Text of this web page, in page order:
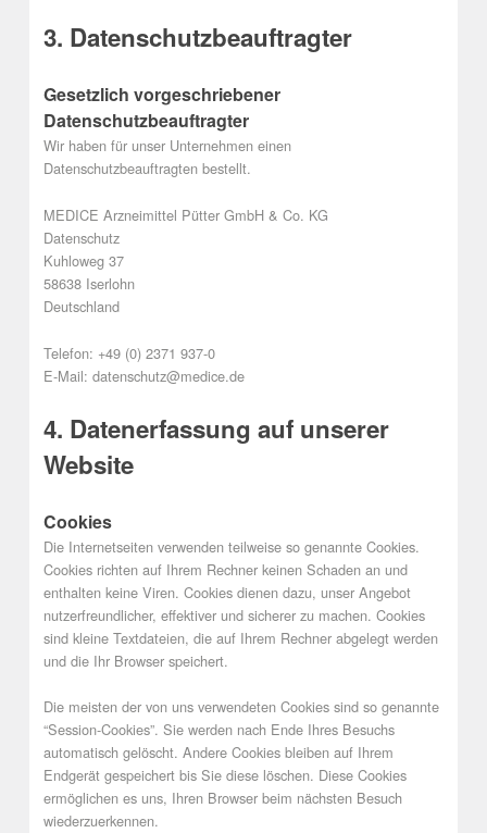
3. Datenschutzbeauftragter
Gesetzlich vorgeschriebener
Datenschutzbeauftragter
Wir haben für unser Unternehmen einen
Datenschutzbeauftragten bestellt.
MEDICE Arzneimittel Pütter GmbH & Co. KG
Datenschutz
Kuhloweg 37
58638 Iserlohn
Deutschland
Telefon: +49 (0) 2371 937-0
E-Mail: datenschutz@medice.de
4. Datenerfassung auf unserer
Website
Cookies
Die Internetseiten verwenden teilweise so genannte Cookies.
Cookies richten auf Ihrem Rechner keinen Schaden an und
enthalten keine Viren. Cookies dienen dazu, unser Angebot
nutzerfreundlicher, effektiver und sicherer zu machen. Cookies
sind kleine Textdateien, die auf Ihrem Rechner abgelegt werden
und die Ihr Browser speichert.
Die meisten der von uns verwendeten Cookies sind so genannte
“Session-Cookies”. Sie werden nach Ende Ihres Besuchs
automatisch gelöscht. Andere Cookies bleiben auf Ihrem
Endgerät gespeichert bis Sie diese löschen. Diese Cookies
ermöglichen es uns, Ihren Browser beim nächsten Besuch
wiederzuerkennen.